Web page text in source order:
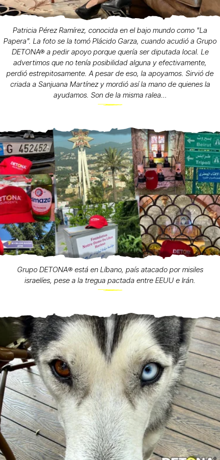
Patricia Pérez Ramírez, conocida en el bajo mundo como "La
Papera". La foto se la tomó Plácido Garza, cuando acudió a Grupo
DETONA® a pedir apoyo porque quería ser diputada local. Le
advertimos que no tenía posibilidad alguna y efectivamente,
perdió estrepitosamente. A pesar de eso, la apoyamos. Sirvió de
criada a Sanjuana Martínez y mordió así la mano de quienes la
ayudamos. Son de la misma ralea...
Grupo DETONA®️ está en Líbano, país atacado por misiles
israelíes, pese a la tregua pactada entre EEUU e Irán.